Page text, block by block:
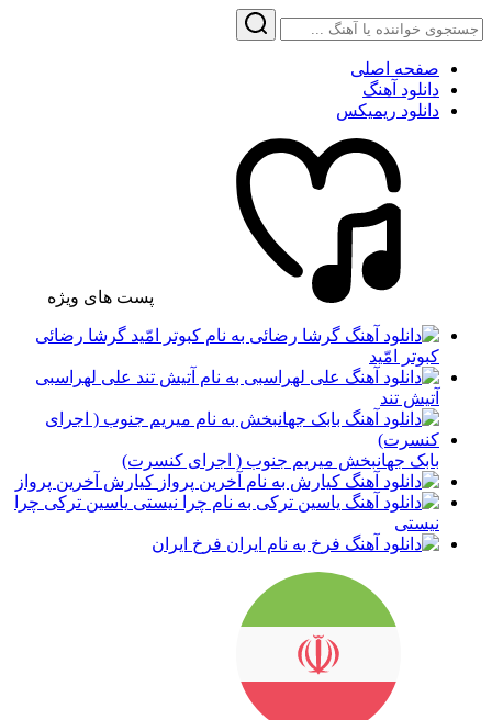
صفحه اصلی
دانلود آهنگ
دانلود ریمیکس
پست های ویژه
گرشا رضائی
کبوتر امّید
علی لهراسبی
آتیش تند
بابک جهانبخش میریم جنوب ( اجرای کنسرت)
کیارش آخرین پرواز
یاسین ترکی چرا
نیستی
فرخ ایران